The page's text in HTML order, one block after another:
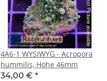
4A6-1 WYSIWYG - Acropora
hummilis, Höhe 46mm
34,00 € *